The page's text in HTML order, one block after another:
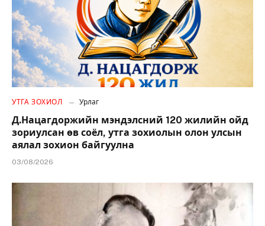
УТГА ЗОХИОЛ Урлаг
Д.Нацагдоржийн мэндэлсний 120 жилийн ойд
зориулсан өв соёл, утга зохиолын олон улсын
аялал зохион байгуулна
03/08/2026